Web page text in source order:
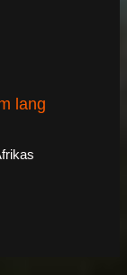
lang